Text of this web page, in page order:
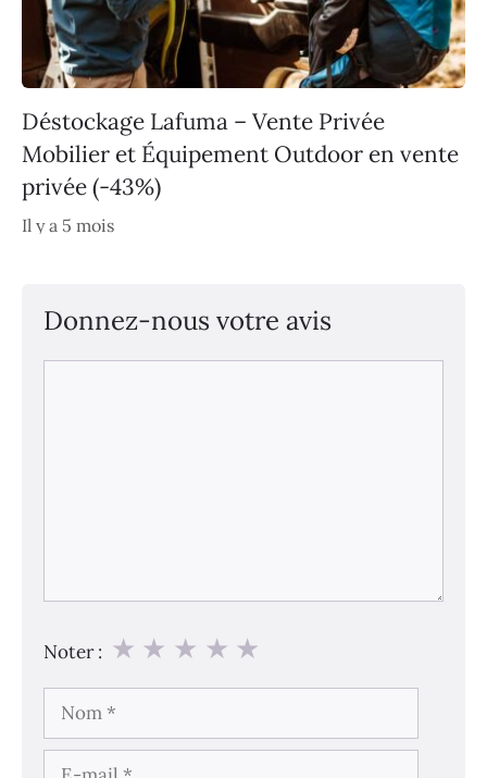
Déstockage Lafuma – Vente Privée
Mobilier et Équipement Outdoor en vente
privée (-43%)
Il y a 5 mois
Donnez-nous votre avis
Noter : ★
★
★
★
★
Nom
E-